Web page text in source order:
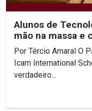
Alunos de
mão na massa e
Por Tércio Amaral O Pavilhão Maker – sede da Unicap-
Icam International
verdadeiro...